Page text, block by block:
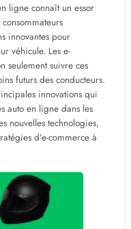
ligne connaît un essor
innovantes pour
véhicule. Les e-
seulement suivre ces
futurs des conducteurs.
innovations qui
auto en ligne dans les
nouvelles technologies,
d’e-commerce à